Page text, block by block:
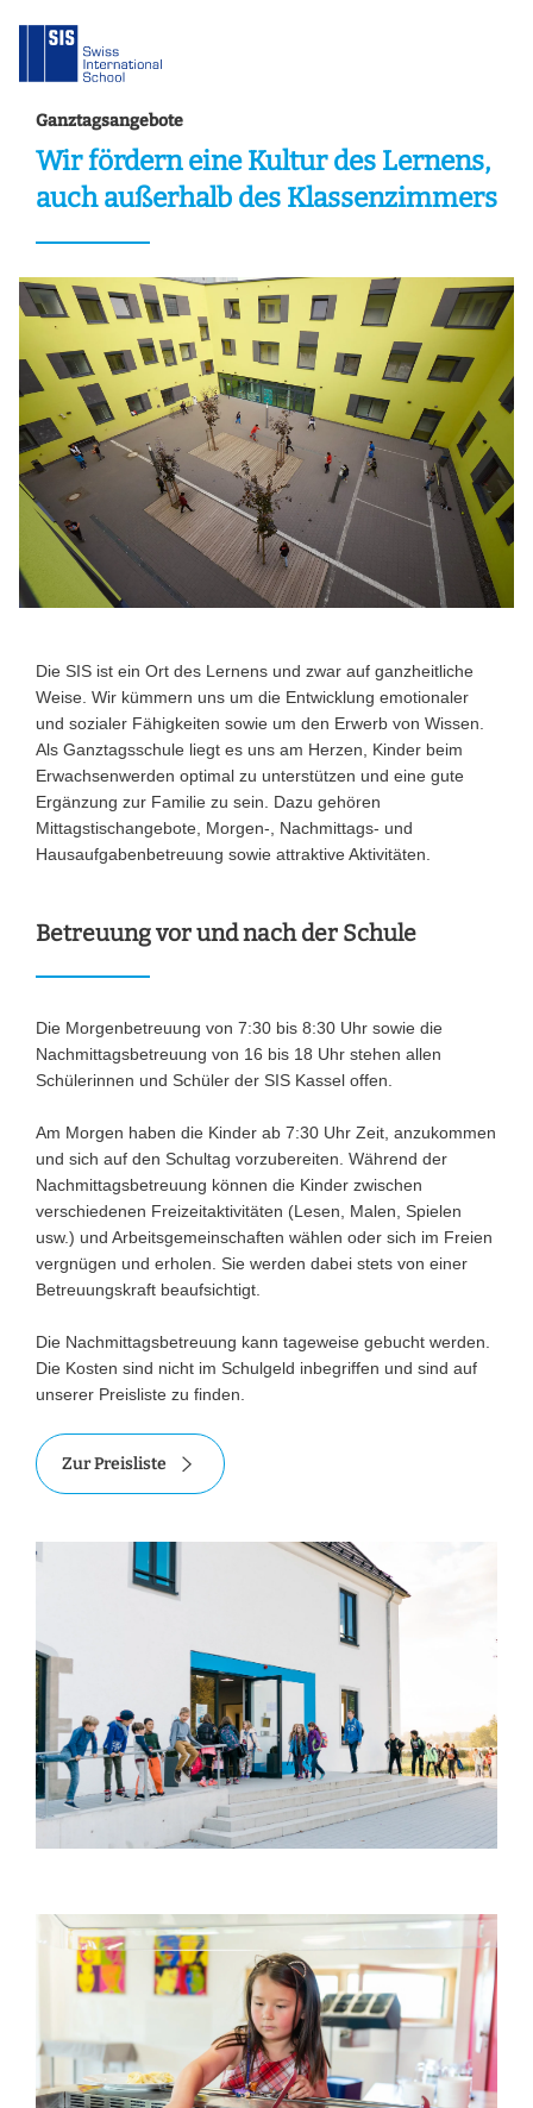
Ganztagsangebote
Wir fördern eine Kultur des Lernens,
auch außerhalb des Klassenzimmers
Die SIS ist ein Ort des Lernens und zwar auf ganzheitliche
Weise. Wir kümmern uns um die Entwicklung emotionaler
und sozialer Fähigkeiten sowie um den Erwerb von Wissen.
Als Ganztagsschule liegt es uns am Herzen, Kinder beim
Erwachsenwerden optimal zu unterstützen und eine gute
Ergänzung zur Familie zu sein. Dazu gehören
Mittagstischangebote, Morgen-, Nachmittags- und
Hausaufgabenbetreuung sowie attraktive Aktivitäten.
Betreuung vor und nach der Schule
Die Morgenbetreuung von 7:30 bis 8:30 Uhr sowie die
Nachmittagsbetreuung von 16 bis 18 Uhr stehen allen
Schülerinnen und Schüler der SIS Kassel offen.
Am Morgen haben die Kinder ab 7:30 Uhr Zeit, anzukommen
und sich auf den Schultag vorzubereiten. Während der
Nachmittagsbetreuung können die Kinder zwischen
verschiedenen Freizeitaktivitäten (Lesen, Malen, Spielen
usw.) und Arbeitsgemeinschaften wählen oder sich im Freien
vergnügen und erholen. Sie werden dabei stets von einer
Betreuungskraft beaufsichtigt.
Die Nachmittagsbetreuung kann tageweise gebucht werden.
Die Kosten sind nicht im Schulgeld inbegriffen und sind auf
unserer Preisliste zu finden.
Zur Preisliste